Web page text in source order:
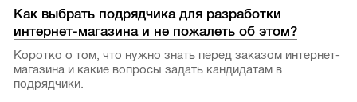
Как выбрать подрядчика для разработки
интернет-магазина и не пожалеть об этом?
Коротко о том, что нужно знать перед заказом интернет-
магазина и какие вопросы задать кандидатам в
подрядчики.